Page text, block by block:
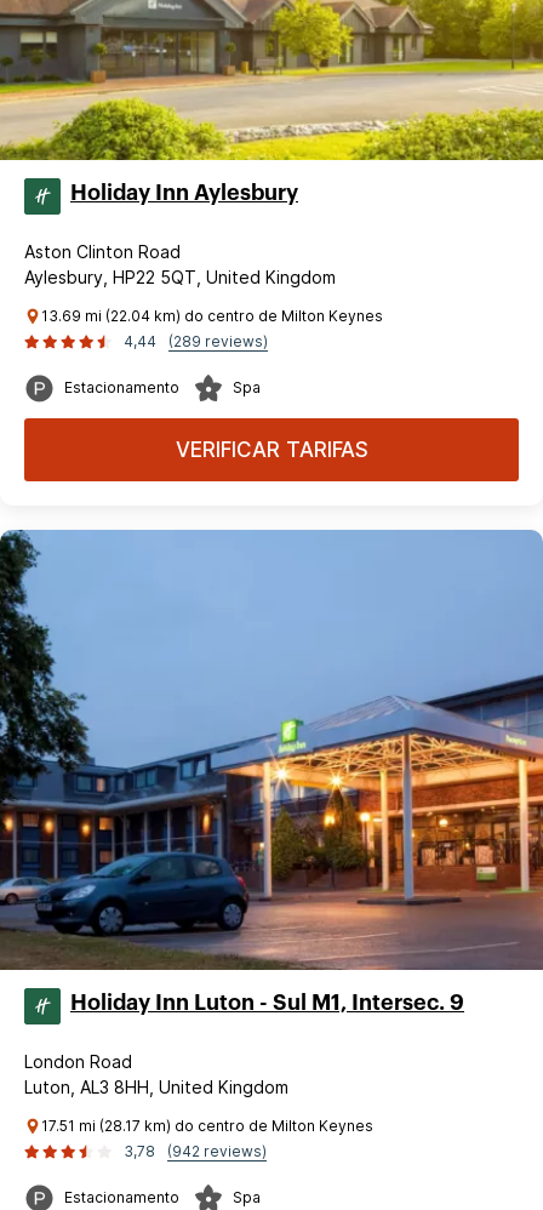
Holiday Inn Aylesbury
Aston Clinton Road
Aylesbury, HP22 5QT, United Kingdom
13.69 mi (22.04 km) do centro de Milton Keynes
4,44
(289 reviews)
Estacionamento Spa
VERIFICAR TARIFAS
Holiday Inn Luton - Sul M1, Intersec. 9
London Road
Luton, AL3 8HH, United Kingdom
17.51 mi (28.17 km) do centro de Milton Keynes
3,78
(942 reviews)
Estacionamento Spa